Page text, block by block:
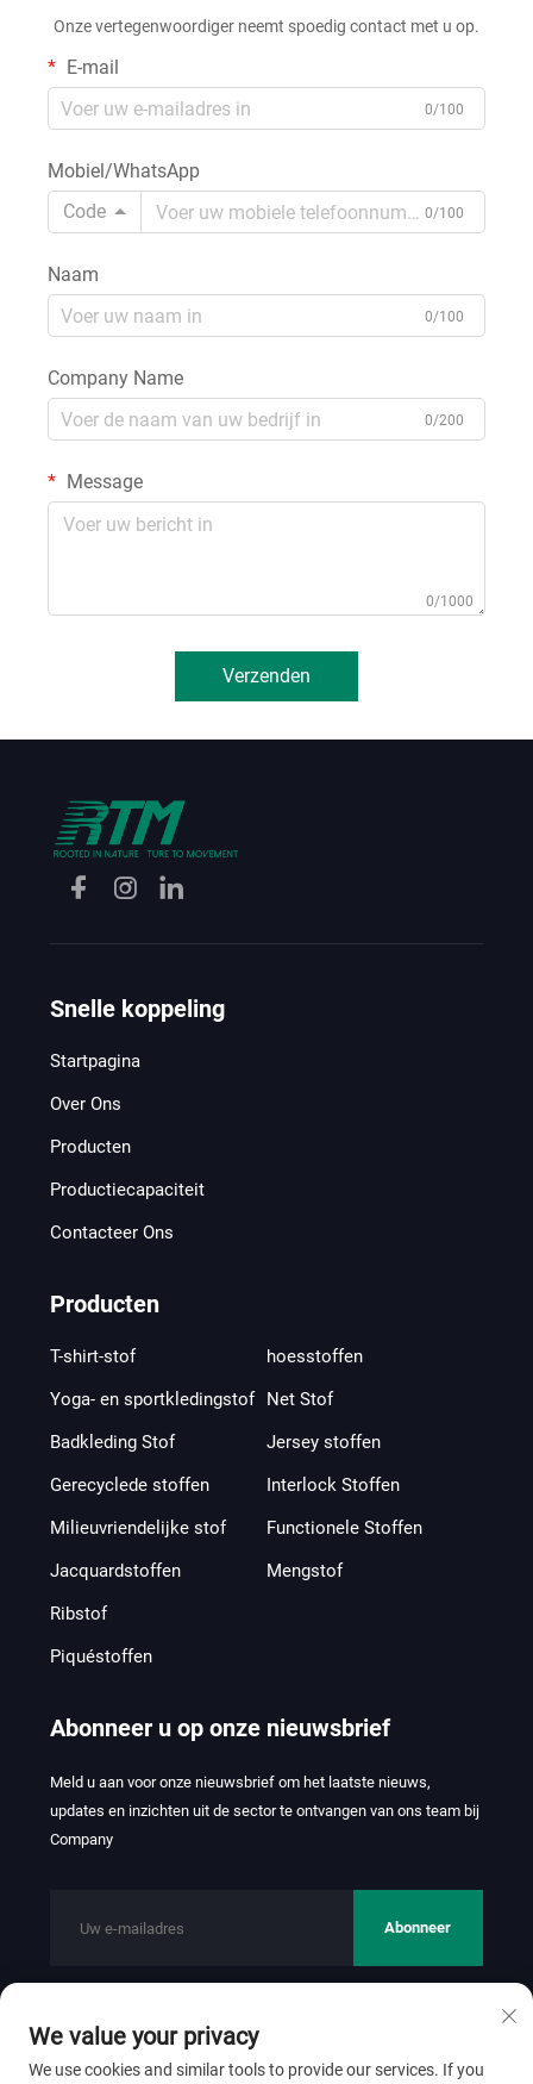
lente en zomer
en sweatshirts
Onze vertegenwoordiger neemt spoedig contact met u op.
E-mail
0/100
Mobiel/WhatsApp
Code
0/100
Naam
0/100
Company Name
0/200
Message
0/1000
Verzenden
Snelle koppeling
Startpagina
Over Ons
Producten
Productiecapaciteit
Contacteer Ons
Producten
T-shirt-stof
Yoga- en sportkledingstof
Badkleding Stof
Gerecyclede stoffen
hoesstoffen
Net Stof
Jersey stoffen
Interlock Stoffen
Milieuvriendelijke stof
Jacquardstoffen
Ribstof
Piquéstoffen
Functionele Stoffen
Mengstof
Abonneer u op onze nieuwsbrief
Meld u aan voor onze nieuwsbrief om het laatste nieuws,
updates en inzichten uit de sector te ontvangen van ons team bij
Company
Abonneer
Copyright © 2026 FOSHAN JINHUI TEXTILE CO.,LTD. Alle
rechten voorbehouden.
Privacybeleid
We value your privacy
We use cookies and similar tools to provide our services. If you